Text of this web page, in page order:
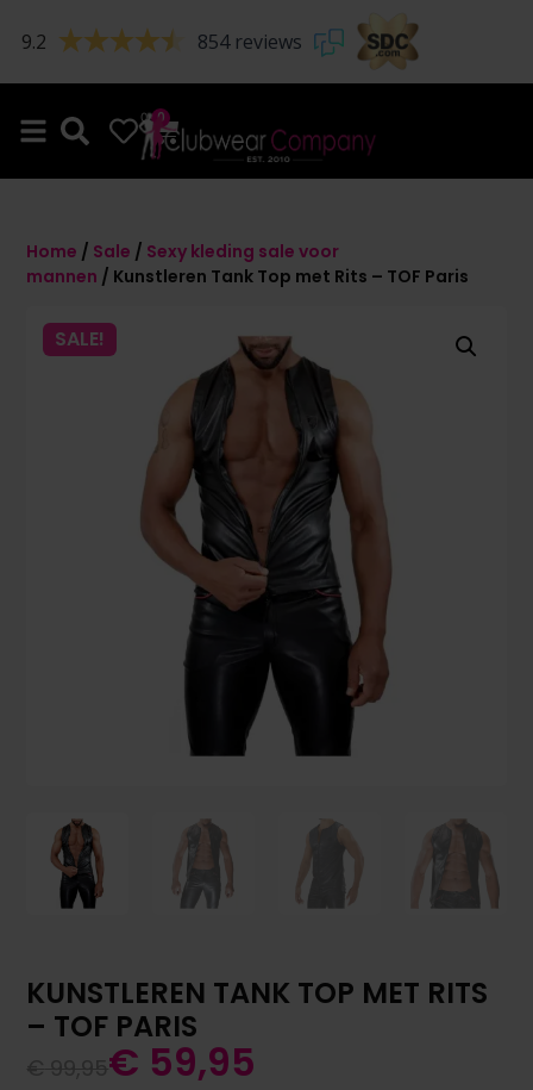
9.2 854 reviews
0 0
Home / Sale / Sexy kleding sale voor
mannen / Kunstleren Tank Top met Rits – TOF Paris
SALE!
KUNSTLEREN TANK TOP MET RITS
– TOF PARIS
€ 59,95